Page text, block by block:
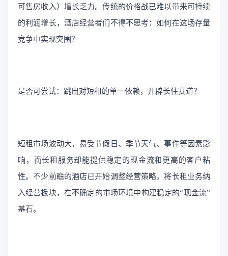
可售房收入）增长乏力。传统的价格战已难以带来可持续
的利润增长，酒店经营者们不得不思考：如何在这场存量
竞争中实现突围？
是否可尝试：跳出对短租的单一依赖，开辟长住赛道？
短租市场波动大，易受节假日、季节天气、事件等因素影
响，而长租服务却能提供稳定的现金流和更高的客户粘
性。不少前瞻的酒店已开始调整经营策略，将长租业务纳
入经营板块，在不确定的市场环境中构建稳定的“现金流”
基石。